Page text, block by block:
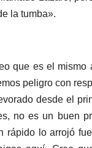
la tumba».
que es el
peligro con
desde el
no es un buen
rápido lo arrojó